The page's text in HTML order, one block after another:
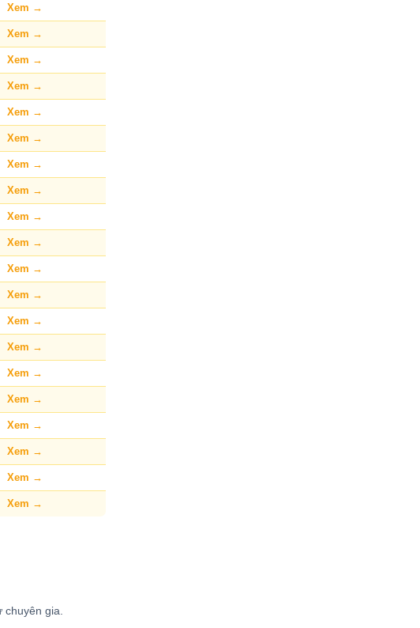
Xem →
Xem →
Xem →
Xem →
Xem →
Xem →
Xem →
Xem →
Xem →
Xem →
Xem →
Xem →
Xem →
Xem →
Xem →
Xem →
Xem →
Xem →
Xem →
Xem →
chuyên gia.